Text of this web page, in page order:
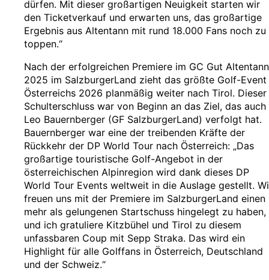
dürfen. Mit dieser großartigen Neuigkeit starten wir
den Ticketverkauf und erwarten uns, das großartige
Ergebnis aus Altentann mit rund 18.000 Fans noch zu
toppen.“
Nach der erfolgreichen Premiere im GC Gut Altentann
2025 im SalzburgerLand zieht das größte Golf-Event
Österreichs 2026 planmäßig weiter nach Tirol. Dieser
Schulterschluss war von Beginn an das Ziel, das auch
Leo Bauernberger (GF SalzburgerLand) verfolgt hat.
Bauernberger war eine der treibenden Kräfte der
Rückkehr der DP World Tour nach Österreich: „Das
großartige touristische Golf-Angebot in der
österreichischen Alpinregion wird dank dieses DP
World Tour Events weltweit in die Auslage gestellt.
freuen uns mit der Premiere im SalzburgerLand einen
mehr als gelungenen Startschuss hingelegt zu haben,
und ich gratuliere Kitzbühel und Tirol zu diesem
unfassbaren Coup mit Sepp Straka. Das wird ein
Highlight für alle Golffans in Österreich, Deutschland
und der Schweiz.“